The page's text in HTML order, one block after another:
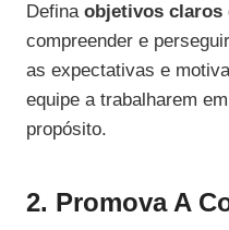
Defina objetivos claros
compreender e
as expectativas e
equipe a trabalharem
propósito.
2. Promova A